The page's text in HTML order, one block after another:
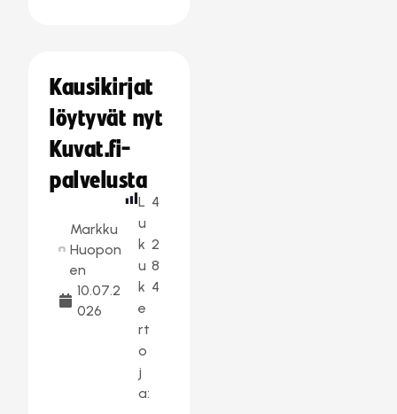
Kausikirjat
löytyvät nyt
Kuvat.fi-
palvelusta
Markku
Huopon
en
10.07.2
026
L
u
k
u
k
e
rt
o
j
a:
4
2
8
4